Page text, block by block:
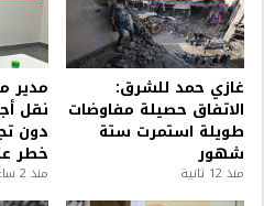
غازي حمد للشرق:
الاتفاق حصيلة مفاوضات
طويلة استمرت ستة
شهور
منذ 12 ثانية
مدير
نقل
دون
خطر
منذ 2 ساعة